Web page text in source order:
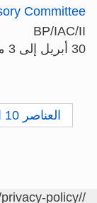
Committee
BP/IAC/II
30 أبريل إلى 3 مايو 1979 (جنيف, سويسرا)
العناصر 10 التالية
/contact/ar/area.jsp?area=meetings
policy/